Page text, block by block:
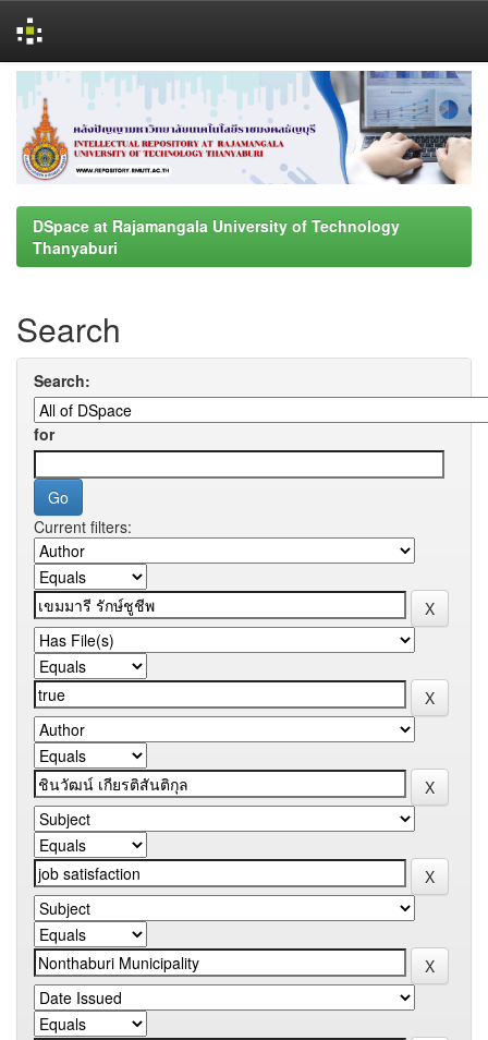
navigation
DSpace at Rajamangala University of Technology
Thanyaburi
Search
Search:
for
Current filters: